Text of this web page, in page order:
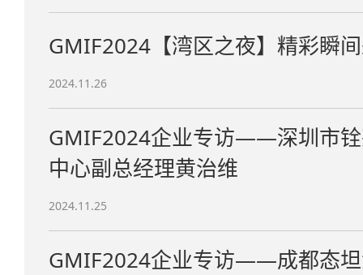
GMIF2024【湾区之夜】精彩瞬
2024.11.26
GMIF2024企业专访——深圳市
中心副总经理黄治维
2024.11.25
GMIF2024企业专访——成都态